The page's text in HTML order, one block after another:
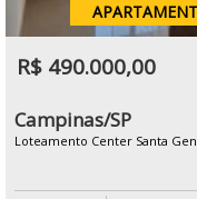
R$ 490.000,00
Campinas/SP
Loteamento Center Santa